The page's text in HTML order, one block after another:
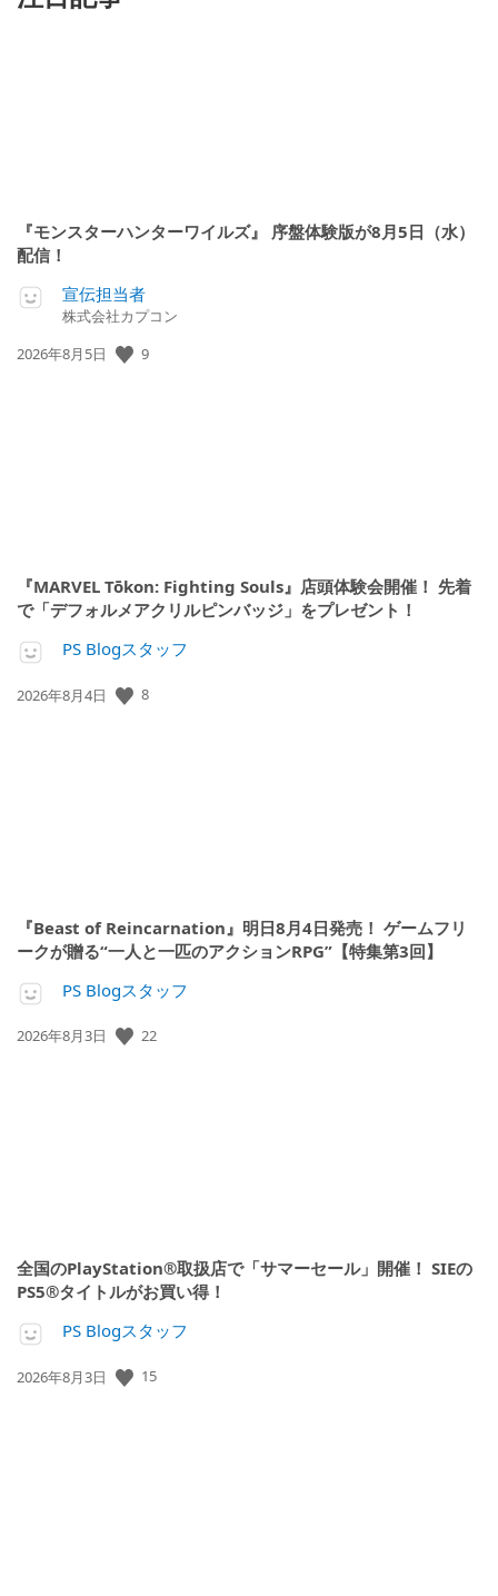
『モンスターハンターワイルズ』 序盤体験版が8月5日（水）
配信！
宣伝担当者
株式会社カプコン
公
2026年8月5日 9
『MARVEL Tōkon: Fighting Souls』店頭体験会開催！ 先着
で「デフォルメアクリルピンバッジ」をプレゼント！
PS Blogスタッフ
公
2026年8月4日 8
『Beast of Reincarnation』明日8月4日発売！ ゲームフリ
ークが贈る“一人と一匹のアクションRPG”【特集第3回】
PS Blogスタッフ
公
2026年8月3日 22
全国のPlayStation®取扱店で「サマーセール」開催！ SIEの
PS5®タイトルがお買い得！
PS Blogスタッフ
公
2026年8月3日 15